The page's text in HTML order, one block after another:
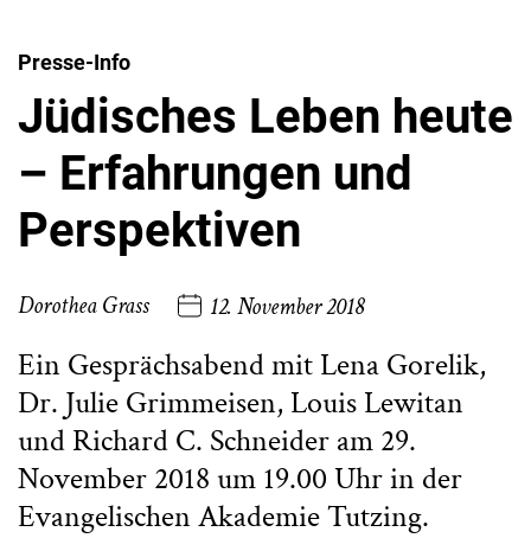
Presse-Info
Jüdisches Leben heute
– Erfahrungen und
Perspektiven
Dorothea Grass 12. November 2018
Ein Gesprächsabend mit Lena Gorelik,
Dr. Julie Grimmeisen, Louis Lewitan
und Richard C. Schneider am 29.
November 2018 um 19.00 Uhr in der
Evangelischen Akademie Tutzing.